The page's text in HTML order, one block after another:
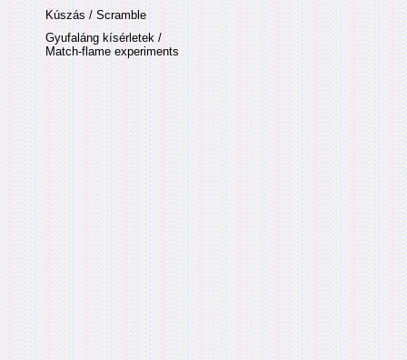
Kúszás / Scramble
Gyufaláng kísérletek /
Match-flame experiments